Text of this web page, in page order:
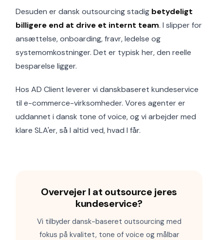
Desuden er dansk outsourcing stadig betydeligt
billigere end at drive et internt team. I slipper for
ansættelse, onboarding, fravr, ledelse og
systemomkostninger. Det er typisk her, den reelle
besparelse ligger.
Hos AD Client leverer vi danskbaseret kundeservice
til e-commerce-virksomheder. Vores agenter er
uddannet i dansk tone of voice, og vi arbejder med
klare SLA'er, så I altid ved, hvad I får.
Overvejer I at outsource jeres
kundeservice?
Vi tilbyder dansk-baseret outsourcing med
fokus på kvalitet, tone of voice og målbar